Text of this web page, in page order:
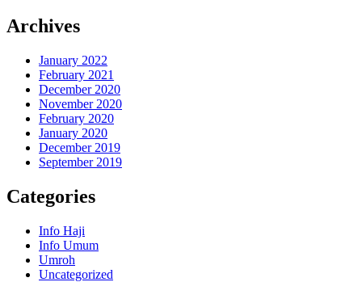
Archives
January 2022
February 2021
December 2020
November 2020
February 2020
January 2020
December 2019
September 2019
Categories
Info Haji
Info Umum
Umroh
Uncategorized